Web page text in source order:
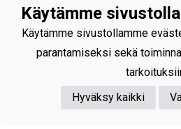
Käytämme
Käytämme sivustollamme
parantamiseksi sekä
Hyväksy kaikki